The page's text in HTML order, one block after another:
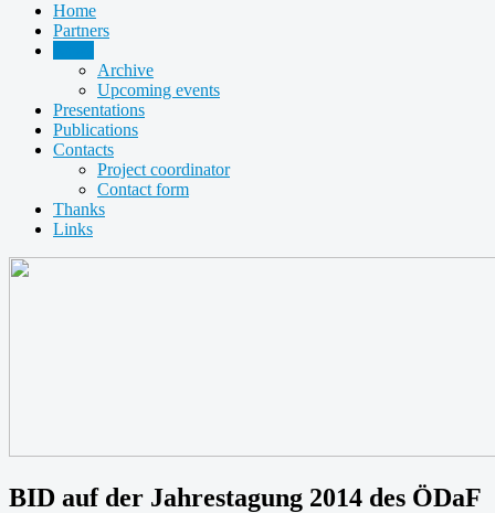
Home
Partners
Archive
Upcoming events
Presentations
Publications
Contacts
Project coordinator
Contact form
Thanks
Links
BID auf der Jahrestagung 2014 des ÖDaF